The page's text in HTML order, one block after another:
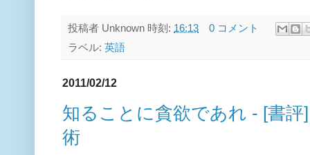
投稿者 Unknown 時刻: 16:13
0 コメント
ラベル: 英語
2011/02/12
知ることに貪欲であれ - [書評
術